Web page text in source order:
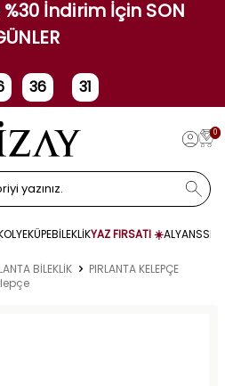
İndirim İçin SON
36 31
0
KÜPEBİLEKLİKYAZ FIRSATI ☀️ALYANS
BİLEKLİK
PIRLANTA KELEPÇE